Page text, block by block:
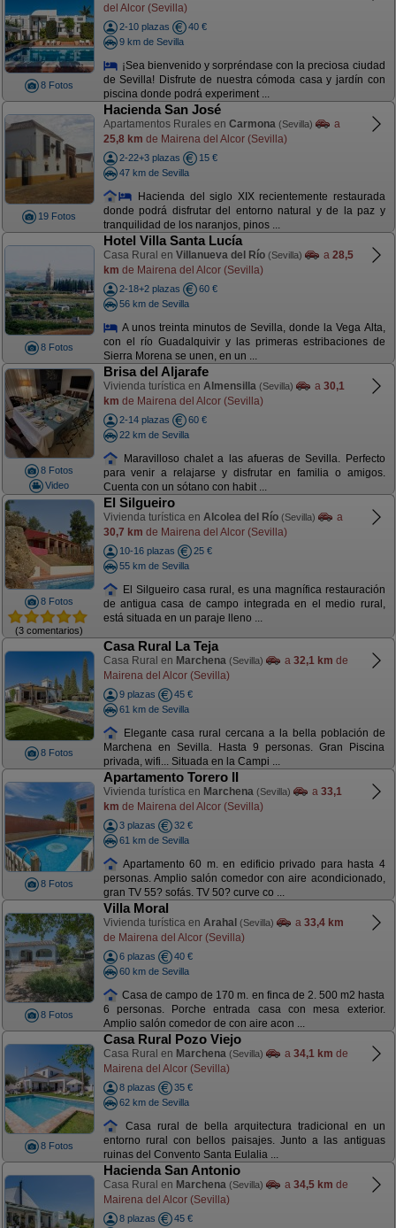
8 Fotos
del Alcor (Sevilla)
2-10 plazas
40 €
9 km de Sevilla
¡Sea bienvenido y sorpréndase con la preciosa ciudad
de Sevilla! Disfrute de nuestra cómoda casa y jardín con
piscina donde podrá experiment ...
19 Fotos
Hacienda San José
Apartamentos Rurales en Carmona (Sevilla)
a
25,8 km de Mairena del Alcor (Sevilla)
2-22+3 plazas
15 €
47 km de Sevilla
Hacienda del siglo XIX recientemente restaurada
donde podrá disfrutar del entorno natural y de la paz y
tranquilidad de los naranjos, pinos ...
8 Fotos
Hotel Villa Santa Lucía
Casa Rural en Villanueva del Río (Sevilla) a 28,5
km de Mairena del Alcor (Sevilla)
2-18+2 plazas
60 €
56 km de Sevilla
A unos treinta minutos de Sevilla, donde la Vega Alta,
con el río Guadalquivir y las primeras estribaciones de
Sierra Morena se unen, en un ...
8 Fotos
Video
Brisa del Aljarafe
Vivienda turística en Almensilla (Sevilla) a 30,1
km de Mairena del Alcor (Sevilla)
2-14 plazas
60 €
22 km de Sevilla
Maravilloso chalet a las afueras de Sevilla. Perfecto
para venir a relajarse y disfrutar en familia o amigos.
Cuenta con un sótano con habit ...
8 Fotos
(3 comentarios)
El Silgueiro
Vivienda turística en Alcolea del Río (Sevilla)
a
30,7 km de Mairena del Alcor (Sevilla)
10-16 plazas
25 €
55 km de Sevilla
El Silgueiro casa rural, es una magnífica restauración
de antigua casa de campo integrada en el medio rural,
está situada en un paraje lleno ...
8 Fotos
Casa Rural La Teja
Casa Rural en Marchena (Sevilla) a 32,1 km de
Mairena del Alcor (Sevilla)
9 plazas
45 €
61 km de Sevilla
Elegante casa rural cercana a la bella población de
Marchena en Sevilla. Hasta 9 personas. Gran Piscina
privada, wifi... Situada en la Campi ...
8 Fotos
Apartamento Torero II
Vivienda turística en Marchena (Sevilla) a 33,1
km de Mairena del Alcor (Sevilla)
3 plazas
32 €
61 km de Sevilla
Apartamento 60 m. en edificio privado para hasta 4
personas. Amplio salón comedor con aire acondicionado,
gran TV 55? sofás. TV 50? curve co ...
8 Fotos
Villa Moral
Vivienda turística en Arahal (Sevilla) a 33,4 km
de Mairena del Alcor (Sevilla)
6 plazas
40 €
60 km de Sevilla
Casa de campo de 170 m. en finca de 2. 500 m2 hasta
6 personas. Porche entrada casa con mesa exterior.
Amplio salón comedor de con aire acon ...
8 Fotos
Casa Rural Pozo Viejo
Casa Rural en Marchena (Sevilla) a 34,1 km de
Mairena del Alcor (Sevilla)
8 plazas
35 €
62 km de Sevilla
Casa rural de bella arquitectura tradicional en un
entorno rural con bellos paisajes. Junto a las antiguas
ruinas del Convento Santa Eulalia ...
Hacienda San Antonio
Casa Rural en Marchena (Sevilla) a 34,5 km de
Mairena del Alcor (Sevilla)
8 plazas
45 €